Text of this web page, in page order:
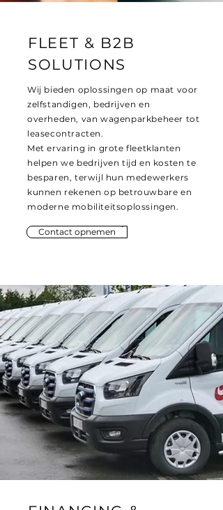
FLEET & B2B
SOLUTIONS
Wij bieden oplossingen op maat voor
zelfstandigen, bedrijven en
overheden, van wagenparkbeheer tot
leasecontracten.
Met ervaring in grote fleetklanten
helpen we bedrijven tijd en kosten te
besparen, terwijl hun medewerkers
kunnen rekenen op betrouwbare en
moderne mobiliteitsoplossingen.
Contact opnemen